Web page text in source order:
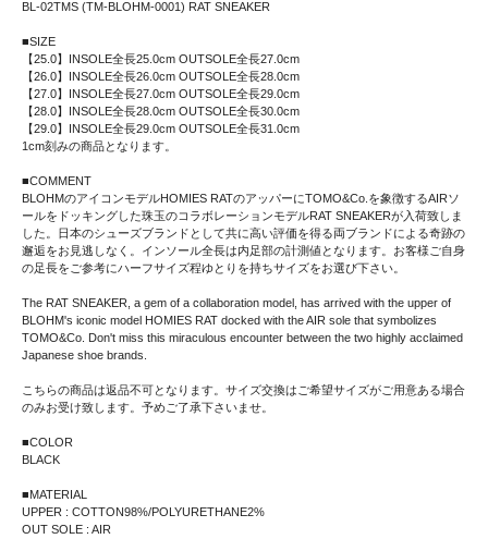
BL-02TMS (TM-BLOHM-0001) RAT SNEAKER
■SIZE
【25.0】INSOLE全長25.0cm OUTSOLE全長27.0cm
【26.0】INSOLE全長26.0cm OUTSOLE全長28.0cm
【27.0】INSOLE全長27.0cm OUTSOLE全長29.0cm
【28.0】INSOLE全長28.0cm OUTSOLE全長30.0cm
【29.0】INSOLE全長29.0cm OUTSOLE全長31.0cm
1cm刻みの商品となります。
■COMMENT
BLOHMのアイコンモデルHOMIES RATのアッパーにTOMO&Co.を象徴するAIRソ
ールをドッキングした珠玉のコラボレーションモデルRAT SNEAKERが入荷致しま
した。日本のシューズブランドとして共に高い評価を得る両ブランドによる奇跡の
邂逅をお見逃しなく。インソール全長は内足部の計測値となります。お客様ご自身
の足長をご参考にハーフサイズ程ゆとりを持ちサイズをお選び下さい。
The RAT SNEAKER, a gem of a collaboration model, has arrived with the upper of
BLOHM's iconic model HOMIES RAT docked with the AIR sole that symbolizes
TOMO&Co. Don't miss this miraculous encounter between the two highly acclaimed
Japanese shoe brands.
こちらの商品は返品不可となります。サイズ交換はご希望サイズがご用意ある場合
のみお受け致します。予めご了承下さいませ。
■COLOR
BLACK
■MATERIAL
UPPER : COTTON98%/POLYURETHANE2%
OUT SOLE : AIR